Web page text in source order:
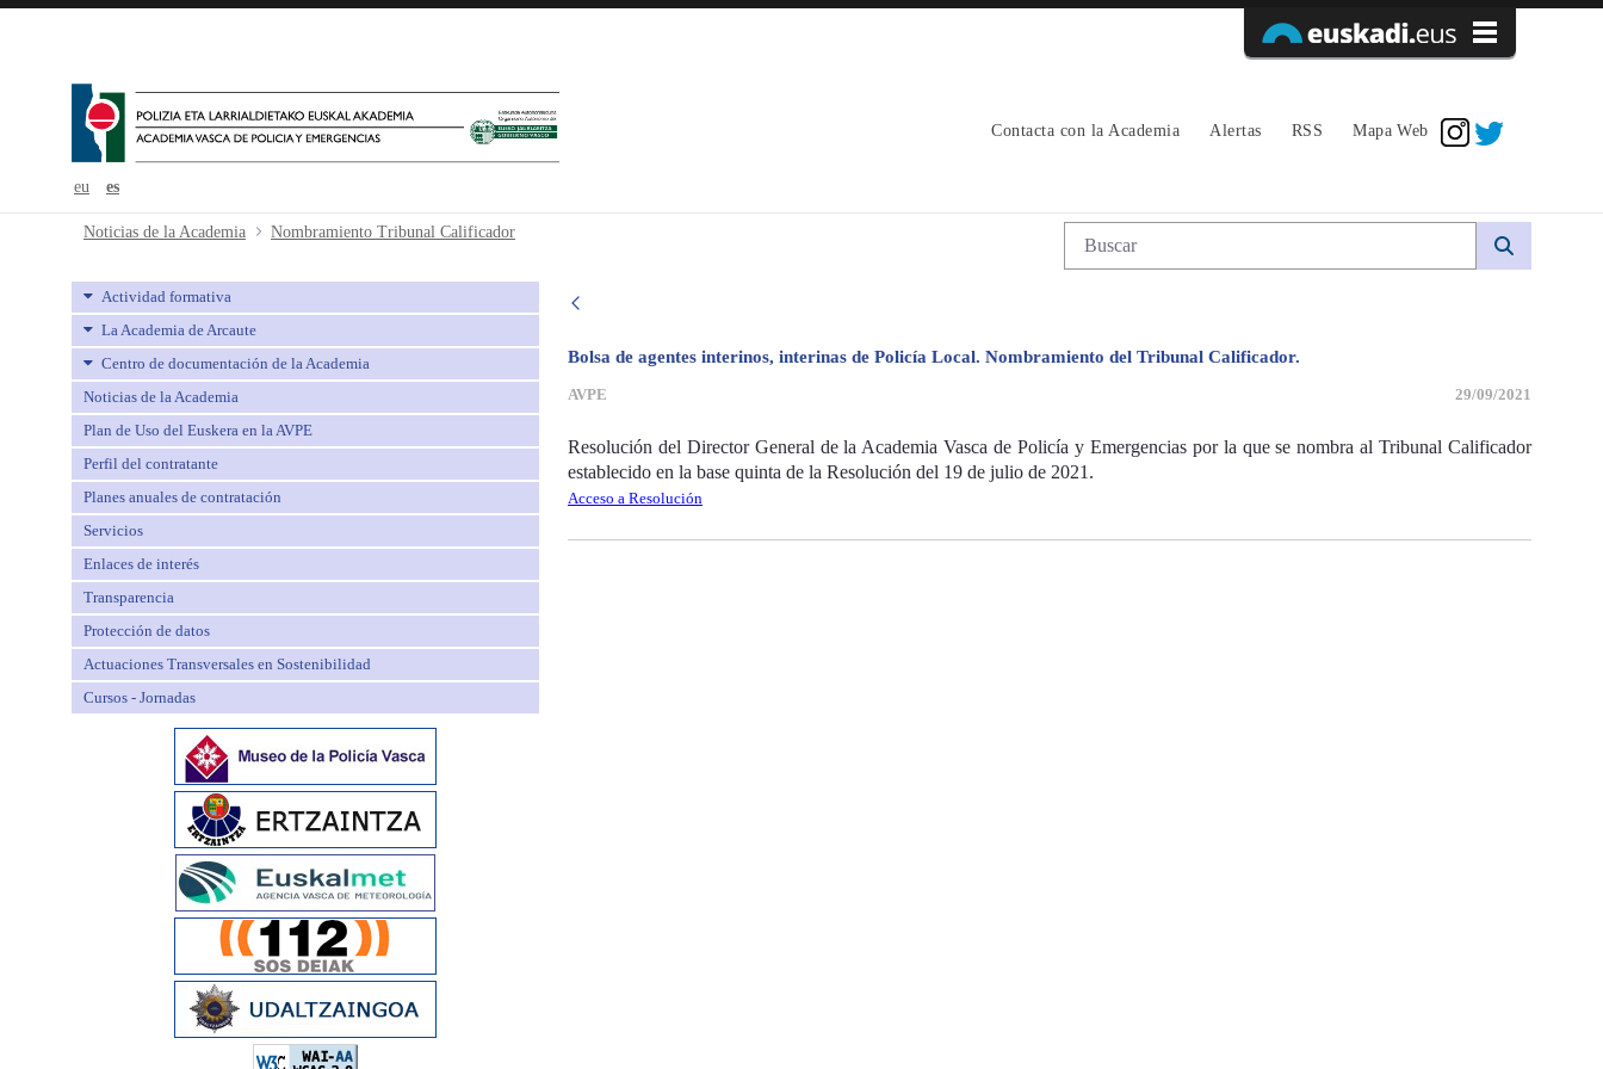
eu es
Contacta con la Academia Alertas RSS Mapa Web
Nombramiento Tribunal Calificador - avpe
Noticias de la Academia Nombramiento Tribunal Calificador Búsqueda web
Actividad formativa
La Academia de Arcaute
Centro de documentación de la Academia
Noticias de la Academia
Plan de Uso del Euskera en la AVPE
Perfil del contratante
Planes anuales de contratación
Servicios
Enlaces de interés
Transparencia
Protección de datos
Actuaciones Transversales en Sostenibilidad
Cursos - Jornadas
Bolsa de agentes interinos, interinas de Policía Local. Nombramiento del Tribunal Calificador.
AVPE 29/09/2021
Resolución del Director General de la Academia Vasca de Policía y Emergencias por la que se nombra al Tribunal Calificador
establecido en la base quinta de la Resolución del 19 de julio de 2021.
Acceso a Resolución